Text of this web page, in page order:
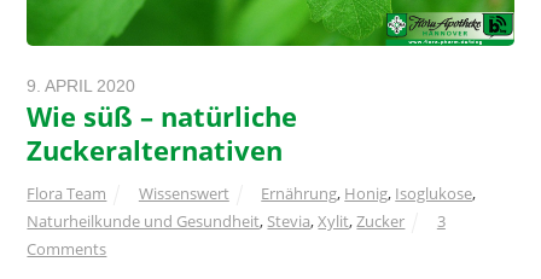
9. APRIL 2020
Wie süß – natürliche
Zuckeralternativen
Flora Team Wissenswert Ernährung, Honig, Isoglukose,
Naturheilkunde und Gesundheit, Stevia,Xylit,Zucker
3
Comments